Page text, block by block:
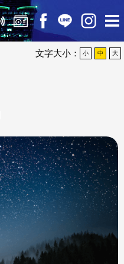
文字大小： 小 中 大